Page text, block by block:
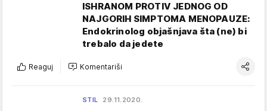
ISHRANOM PROTIV JEDNOG OD
NAJGORIH SIMPTOMA MENOPAUZE:
Endokrinolog objašnjava šta (ne) bi
trebalo da jedete
Reaguj Komentariši
STIL 29.11.2020.